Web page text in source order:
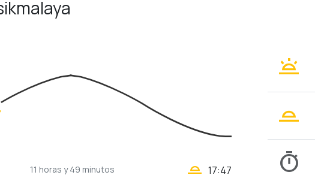
11 horas y 49 minutos wb_twilight_2 17:47
wb_twilight
wb_twilight_2
timer